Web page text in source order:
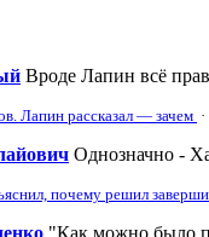
Вроде Лапин всё
Лапин рассказал — зачем ·
Однозначно -
почему решил
"Как можно было